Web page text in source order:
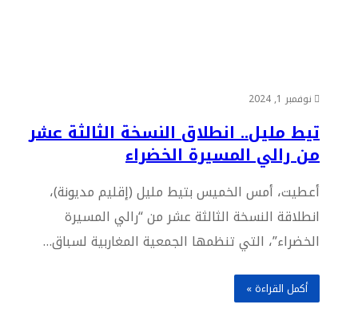
نوفمبر 1, 2024
تيط مليل.. انطلاق النسخة الثالثة عشر
من رالي المسيرة الخضراء
أعطيت، أمس الخميس بتيط مليل (إقليم مديونة)،
انطلاقة النسخة الثالثة عشر من “رالي المسيرة
الخضراء”، التي تنظمها الجمعية المغاربية لسباق…
أكمل القراءة »